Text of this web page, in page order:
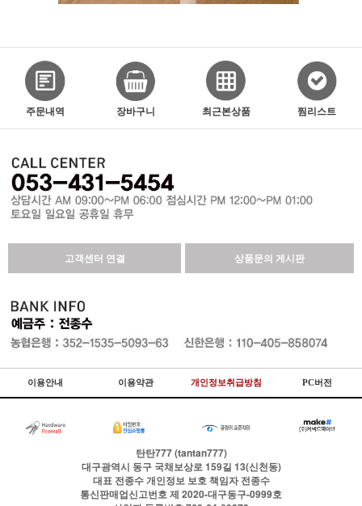
주문내역 장바구니 최근본상품 찜리스트
고객센터 연결 상품문의 게시판
이용안내 이용약관 개인정보취급방침 PC버전
탄탄777 (tantan777)
대구광역시 동구 국채보상로 159길 13(신천동)
대표전종수개인정보 보호 책임자전종수
통신판매업신고번호제 2020-대구동구-0999호